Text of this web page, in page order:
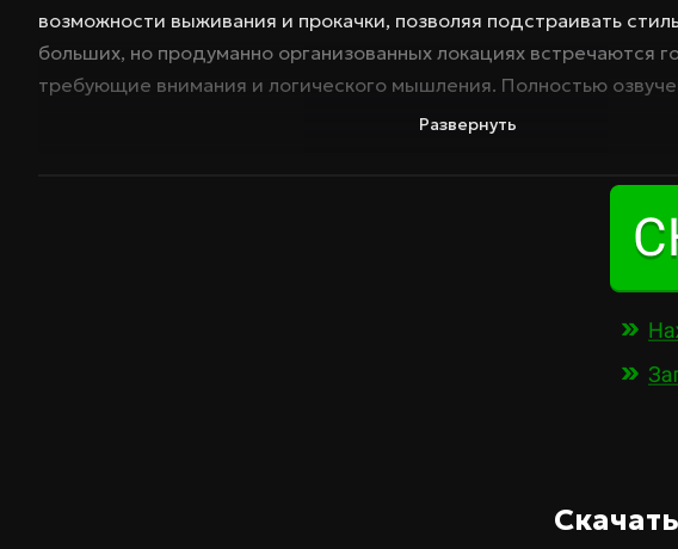
возможности выживания и прокачки, позволяя подстраивать
больших, но продуманно организованных локациях встречаются
требующие внимания и логического мышления. Полностью
выбором реплик добавляют глубины персонажам и сюжету, а
Геймплей поддерживает разнообразие стилей боя — от тактики
ближнем бою и точной дальности. Ключевые особенности Игра
структурой подземелья: огромный лабиринт с переходами между
каждый путь может привести к новой тайне. Уникальные
концовки. Важные элементы — полностью озвученный диалог с
рецептов и крафта, а также возможность улучшения и развития
геймплей в инди-формате. Это отличная возможность для
в мистический мир подземелья и выбрать собственный маршрут
Развернуть